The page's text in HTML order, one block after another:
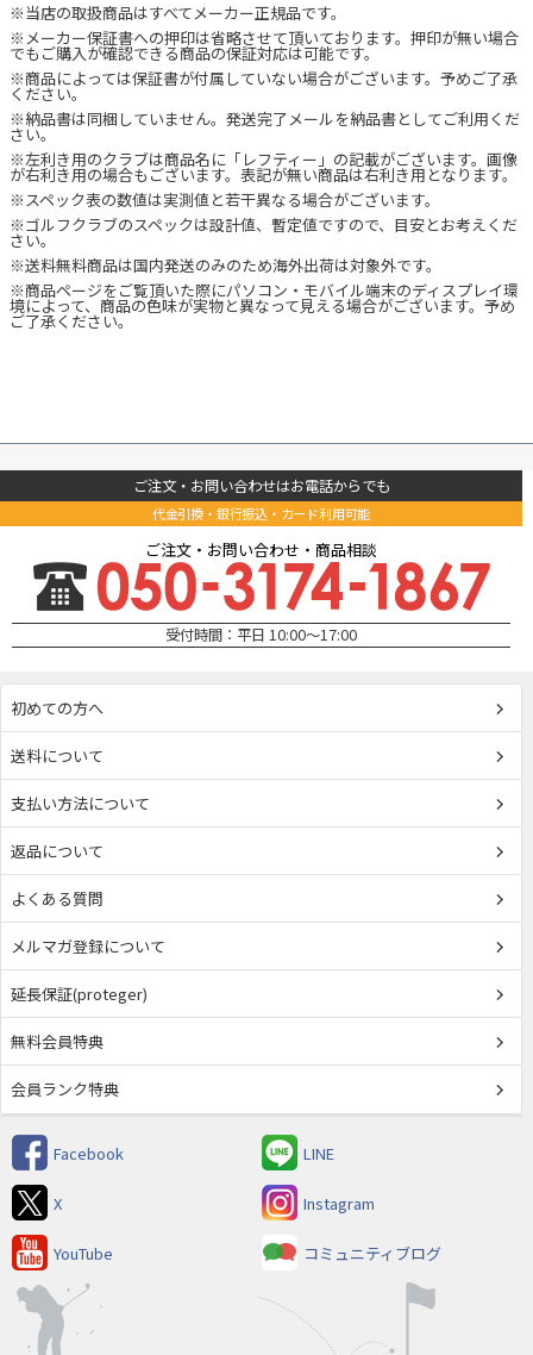
※当店の取扱商品はすべてメーカー正規品です。
※メーカー保証書への押印は省略させて頂いております。押印が無い場合
でもご購入が確認できる商品の保証対応は可能です。
※商品によっては保証書が付属していない場合がございます。予めご了承
ください。
※納品書は同梱していません。発送完了メールを納品書としてご利用くだ
さい。
※左利き用のクラブは商品名に「レフティー」の記載がございます。画像
が右利き用の場合もございます。表記が無い商品は右利き用となります。
※スペック表の数値は実測値と若干異なる場合がございます。
※ゴルフクラブのスペックは設計値、暫定値ですので、目安とお考えくだ
さい。
※送料無料商品は国内発送のみのため海外出荷は対象外です。
※商品ページをご覧頂いた際にパソコン・モバイル端末のディスプレイ環
境によって、商品の色味が実物と異なって見える場合がございます。予め
ご了承ください。
ご注文・お問い合わせはお電話からでも
代金引換・銀行振込・カード利用可能
ご注文・お問い合わせ・商品相談
受付時間：平日 10:00～17:00
初めての方へ
送料について
支払い方法について
返品について
よくある質問
メルマガ登録について
延長保証(proteger)
無料会員特典
会員ランク特典
Facebook LINE
X Instagram
YouTube コミュニティブログ